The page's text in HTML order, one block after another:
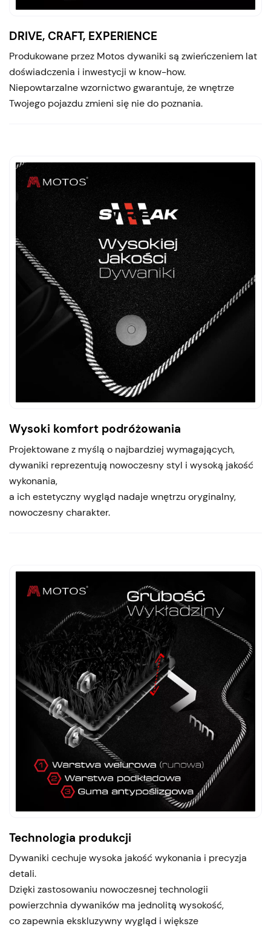
DRIVE, CRAFT, EXPERIENCE
Produkowane przez Motos dywaniki są zwieńczeniem lat
doświadczenia i inwestycji w know-how.
Niepowtarzalne wzornictwo gwarantuje, że wnętrze
Twojego pojazdu zmieni się nie do poznania.
Wysoki komfort podróżowania
Projektowane z myślą o najbardziej wymagających,
dywaniki reprezentują nowoczesny styl i wysoką jakość
wykonania,
a ich estetyczny wygląd nadaje wnętrzu oryginalny,
nowoczesny charakter.
Technologia produkcji
Dywaniki cechuje wysoka jakość wykonania i precyzja
detali.
Dzięki zastosowaniu nowoczesnej technologii
powierzchnia dywaników ma jednolitą wysokość,
co zapewnia ekskluzywny wygląd i większe